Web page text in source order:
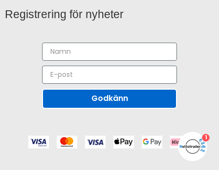
Registrering för nyheter
Godkänn
1